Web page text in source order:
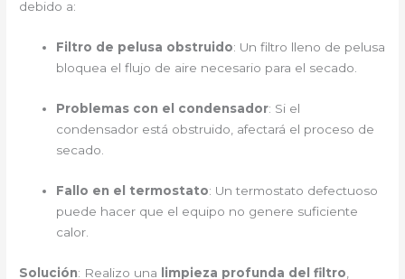
debido a:
Filtro de pelusa obstruido: Un filtro lleno de pelusa
bloquea el flujo de aire necesario para el secado.
Problemas con el condensador: Si el
condensador está obstruido, afectará el proceso de
secado.
Fallo en el termostato: Un termostato defectuoso
puede hacer que el equipo no genere suficiente
calor.
Solución: Realizo una limpieza profunda del filtro